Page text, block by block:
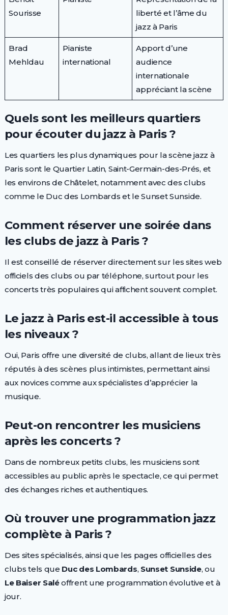
Sourisse
liberté et l’âme du
jazz à Paris
Brad
Mehldau
Pianiste
international
Apport d’une
audience
internationale
appréciant la scène
Quels sont les meilleurs quartiers
pour écouter du jazz à Paris ?
Les quartiers les plus dynamiques pour la scène jazz à
Paris sont le Quartier Latin, Saint-Germain-des-Prés, et
les environs de Châtelet, notamment avec des clubs
comme le Duc des Lombards et le Sunset Sunside.
Comment réserver une soirée dans
les clubs de jazz à Paris ?
Il est conseillé de réserver directement sur les sites web
officiels des clubs ou par téléphone, surtout pour les
concerts très populaires qui affichent souvent complet.
Le jazz à Paris est-il accessible à tous
les niveaux ?
Oui, Paris offre une diversité de clubs, allant de lieux très
réputés à des scènes plus intimistes, permettant ainsi
aux novices comme aux spécialistes d’apprécier la
musique.
Peut-on rencontrer les musiciens
après les concerts ?
Dans de nombreux petits clubs, les musiciens sont
accessibles au public après le spectacle, ce qui permet
des échanges riches et authentiques.
Où trouver une programmation jazz
complète à Paris ?
Des sites spécialisés, ainsi que les pages officielles des
clubs tels que Duc des Lombards, Sunset Sunside, ou
Le Baiser Saléoffrent une programmation évolutive et à
jour.